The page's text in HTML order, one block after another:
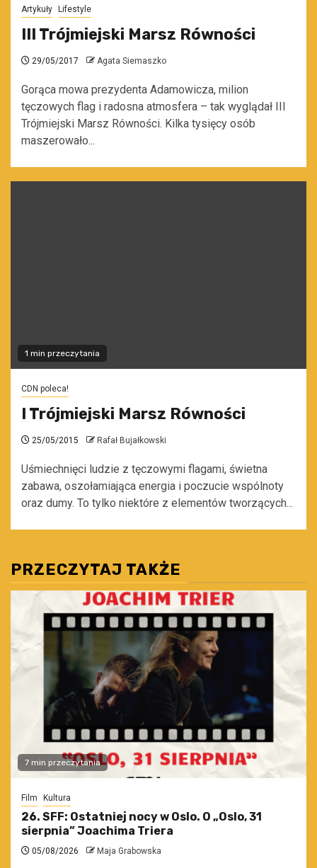
Artykuły Lifestyle
III Trójmiejski Marsz Równości
29/05/2017 Agata Siemaszko
Gorąca mowa prezydenta Adamowicza, milion
tęczowych flag i radosna atmosfera – tak wyglądał III
Trójmiejski Marsz Równości. Kilka tysięcy osób
maszerowało...
1 min przeczytania
CDN poleca!
I Trójmiejski Marsz Równości
25/05/2015 Rafał Bujałkowski
Uśmiechnięci ludzie z tęczowymi flagami, świetna
zabawa, oszołamiająca energia i poczucie wspólnoty
oraz dumy. To tylko niektóre z elementów tworzących...
PRZECZYTAJ TAKŻE
7 min przeczytania
Film Kultura
26. SFF: Ostatniej nocy w Oslo. O „Oslo, 31
sierpnia” Joachima Triera
05/08/2026 Maja Grabowska